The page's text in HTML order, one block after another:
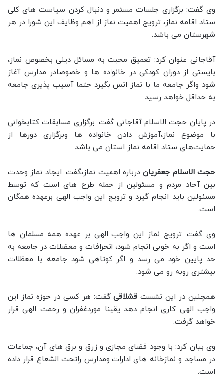
وی گفت: برگزاری جلسات مستمر و دنبال کردن سیاست های کلی
ستاد اقامه نماز، ترویج اهمیت نماز از اهم وظایف این شورا در هر
شهرستان می باشد.
آقاجانی عنوان کرد: تعمیق محبت به مسائل دینی بخصوص نماز،
بایستی از دوران کودکی در خانواده ها و خصوصادر مدارس آغاز
شود واگر جامعه ما با نماز انس بگیرد حتما آسیب پذیری جامعه
به حداقل خواهد رسید.
در پایان حجت الاسلام آقاجانی گفت: برگزاری مسابقات کتابخوانی
با موضوع نماز،آموزش دادن خانواده ها وبرگزاری دورها از
حمایت‌های ستاد اقامه نماز استان می باشد.
حجت الاسلام جعفریاندرباره اهمیت نماز،گفت: ایجاد نماز وحدت
بین آحاد مردم و مسئولین از جمله طرح های است که توسط
مسئولین باید انجام گیرد و ترویج این واجب الهی برعهده همگان
است.
وی گفت: ترویج نماز این واجب الهی بر عهده همه مسلمان ها
است و اگر به خوبی انجام شود، انحرافات و معضلات در جامعه به
حد پایین خود می رسد و اگر کوتاهی شود جامعه با معظلات
بیشتری روبه رو می شود.
همچنین در این نشست قشلاقی گفت: هر کسی در حوزه نماز این
واجب الهی کاری انجام دهد یقینا موردغفران و رحمت الهی قرار
خواهد گرفت.
وی بیان کرد: با وجود فضای مجازی و زرق و برق های آن، جماعات
در مساجد و نمازخانه های ادارات ومدارس راتحت الشعاع قرار داده
است.